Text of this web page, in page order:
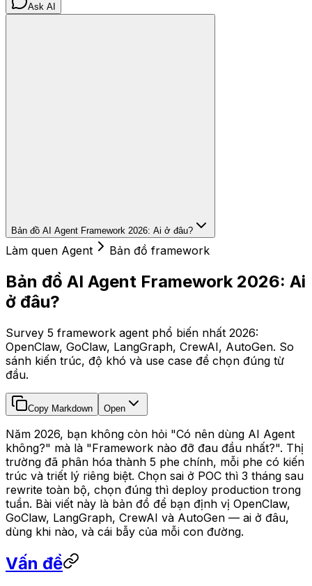
Ask AI
Bản đồ AI Agent Framework 2026: Ai ở đâu?
Làm quen Agent Bản đồ framework
Bản đồ AI Agent Framework 2026: Ai
ở đâu?
Survey 5 framework agent phổ biến nhất 2026:
OpenClaw, GoClaw, LangGraph, CrewAI, AutoGen. So
sánh kiến trúc, độ khó và use case để chọn đúng từ
đầu.
Copy Markdown Open
Năm 2026, bạn không còn hỏi "Có nên dùng AI Agent
không?" mà là "Framework nào đỡ đau đầu nhất?". Thị
trường đã phân hóa thành 5 phe chính, mỗi phe có kiến
trúc và triết lý riêng biệt. Chọn sai ở POC thì 3 tháng sau
rewrite toàn bộ, chọn đúng thì deploy production trong
tuần. Bài viết này là bản đồ để bạn định vị OpenClaw,
GoClaw, LangGraph, CrewAI và AutoGen — ai ở đâu,
dùng khi nào, và cái bẫy của mỗi con đường.
Vấn đề